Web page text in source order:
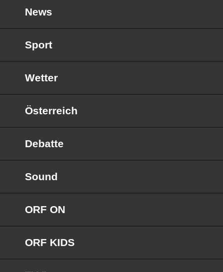
News
Sport
Wetter
Österreich
Debatte
Sound
ORF ON
ORF KIDS